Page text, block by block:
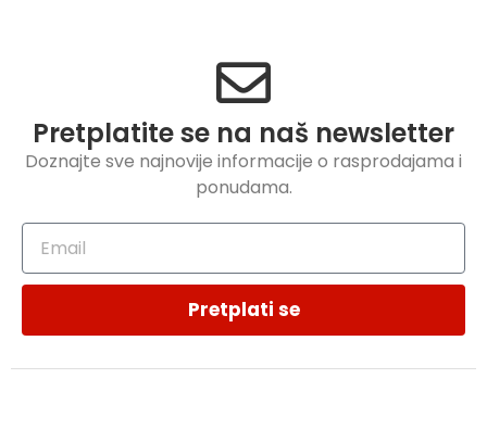
Pretplatite se na naš newsletter
Doznajte sve najnovije informacije o rasprodajama i
ponudama.
Pretplati se